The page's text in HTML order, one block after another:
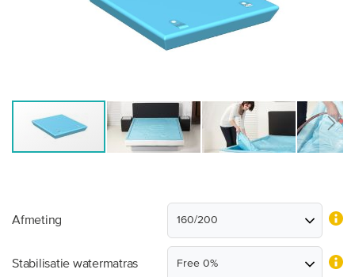
Afmeting
Stabilisatie watermatras